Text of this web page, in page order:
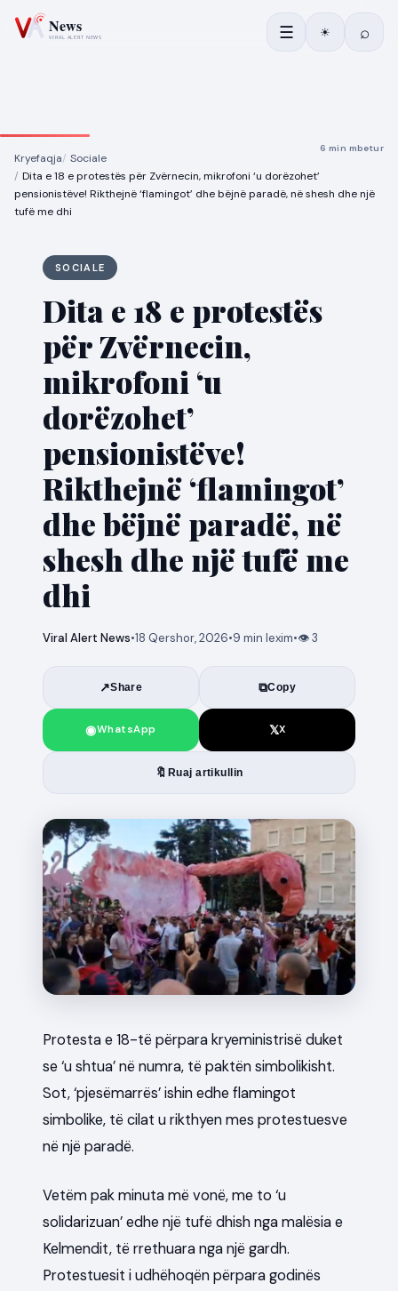
☰ ☀ ⌕
6 min mbetur
Kryefaqja
Sociale
Dita e 18 e protestës për Zvërnecin, mikrofoni ‘u dorëzohet’
pensionistëve! Rikthejnë ‘flamingot’ dhe bëjnë paradë, në shesh dhe një
tufë me dhi
SOCIALE
Dita e 18 e protestës
për Zvërnecin,
mikrofoni ‘u
dorëzohet’
pensionistëve!
Rikthejnë ‘flamingot’
dhe bëjnë paradë, në
shesh dhe një tufë me
dhi
Viral Alert News•18 Qershor, 2026•9 min lexim•👁 3
↗Share ⧉Copy
◉WhatsApp 𝕏X
🔖 Ruaj artikullin
Protesta e 18-të përpara kryeministrisë duket
se ‘u shtua’ në numra, të paktën simbolikisht.
Sot, ‘pjesëmarrës’ ishin edhe flamingot
simbolike, të cilat u rikthyen mes protestuesve
në një paradë.
Vetëm pak minuta më vonë, me to ‘u
solidarizuan’ edhe një tufë dhish nga malësia e
Kelmendit, të rrethuara nga një gardh.
Protestuesit i udhëhoqën përpara godinës